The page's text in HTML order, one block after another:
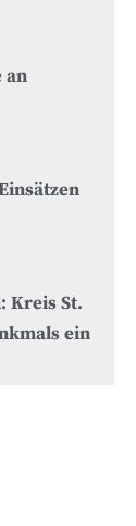
an
Kreis St.
ein